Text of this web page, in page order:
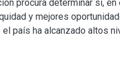
procura determinar si,
y mejores
país ha alcanzado altos
las de mayor rezago. El